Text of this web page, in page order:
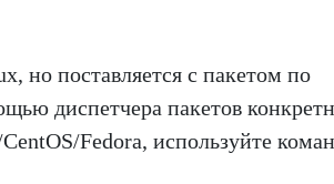
но поставляется с пакетом по
диспетчера пакетов
Fedora, используйте